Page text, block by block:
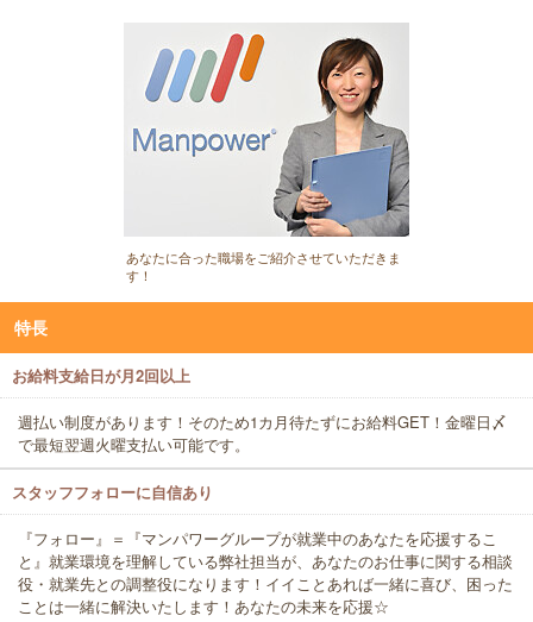
あなたに合った職場をご紹介させていただきま
す！
特長
お給料支給日が月2回以上
週払い制度があります！そのため1カ月待たずにお給料GET！金曜日〆
で最短翌週火曜支払い可能です。
スタッフフォローに自信あり
『フォロー』＝『マンパワーグループが就業中のあなたを応援するこ
と』就業環境を理解している弊社担当が、あなたのお仕事に関する相談
役・就業先との調整役になります！イイことあれば一緒に喜び、困った
ことは一緒に解決いたします！あなたの未来を応援☆